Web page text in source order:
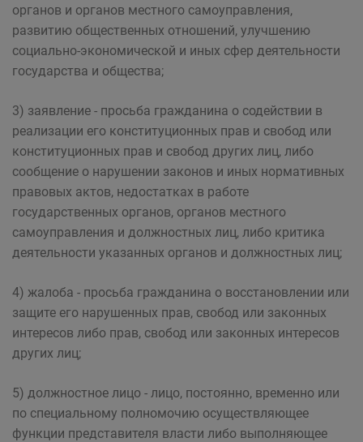
органов и органов местного самоуправления,
развитию общественных отношений, улучшению
социально-экономической и иных сфер деятельности
государства и общества;
3) заявление - просьба гражданина о содействии в
реализации его конституционных прав и свобод или
конституционных прав и свобод других лиц, либо
сообщение о нарушении законов и иных нормативных
правовых актов, недостатках в работе
государственных органов, органов местного
самоуправления и должностных лиц, либо критика
деятельности указанных органов и должностных лиц;
4) жалоба - просьба гражданина о восстановлении или
защите его нарушенных прав, свобод или законных
интересов либо прав, свобод или законных интересов
других лиц;
5) должностное лицо - лицо, постоянно, временно или
по специальному полномочию осуществляющее
функции представителя власти либо выполняющее